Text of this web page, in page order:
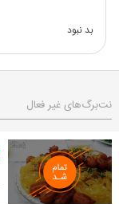
بد نبود
نت‌برگ‌های غیر فعال